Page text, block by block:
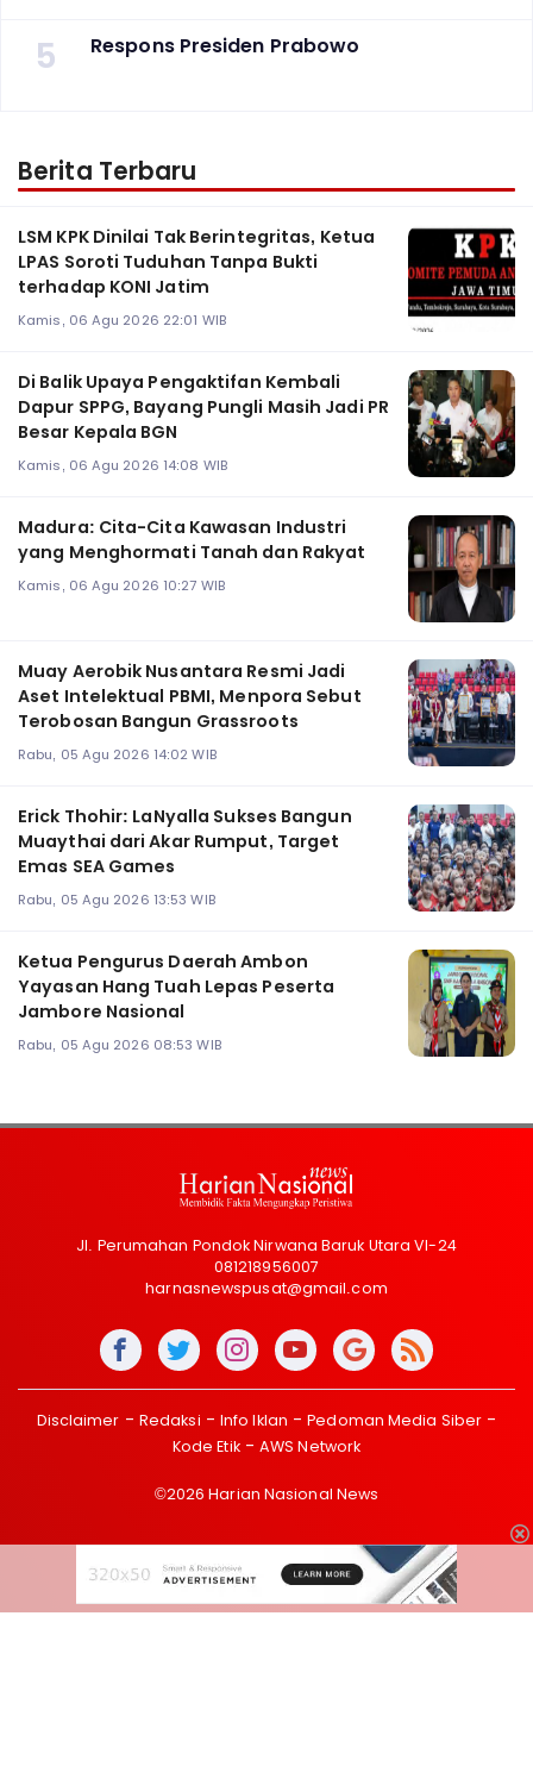
5 Respons Presiden Prabowo
Berita Terbaru
LSM KPK Dinilai Tak Berintegritas, Ketua
LPAS Soroti Tuduhan Tanpa Bukti
terhadap KONI Jatim
Kamis, 06 Agu 2026 22:01 WIB
Di Balik Upaya Pengaktifan Kembali
Dapur SPPG, Bayang Pungli Masih Jadi PR
Besar Kepala BGN
Kamis, 06 Agu 2026 14:08 WIB
Madura: Cita-Cita Kawasan Industri
yang Menghormati Tanah dan Rakyat
Kamis, 06 Agu 2026 10:27 WIB
Muay Aerobik Nusantara Resmi Jadi
Aset Intelektual PBMI, Menpora Sebut
Terobosan Bangun Grassroots
Rabu, 05 Agu 2026 14:02 WIB
Erick Thohir: LaNyalla Sukses Bangun
Muaythai dari Akar Rumput, Target
Emas SEA Games
Rabu, 05 Agu 2026 13:53 WIB
Ketua Pengurus Daerah Ambon
Yayasan Hang Tuah Lepas Peserta
Jambore Nasional
Rabu, 05 Agu 2026 08:53 WIB
Jl. Perumahan Pondok Nirwana Baruk Utara VI-24
081218956007
harnasnewspusat@gmail.com
Disclaimer Redaksi Info Iklan
Pedoman Media Siber
Kode Etik
AWS Network
©2026 Harian Nasional News